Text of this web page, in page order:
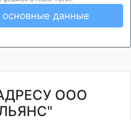
основные данные
ООО